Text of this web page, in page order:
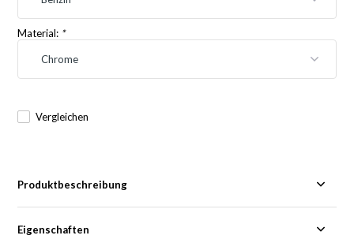
Material: *
Vergleichen
Produktbeschreibung
Eigenschaften